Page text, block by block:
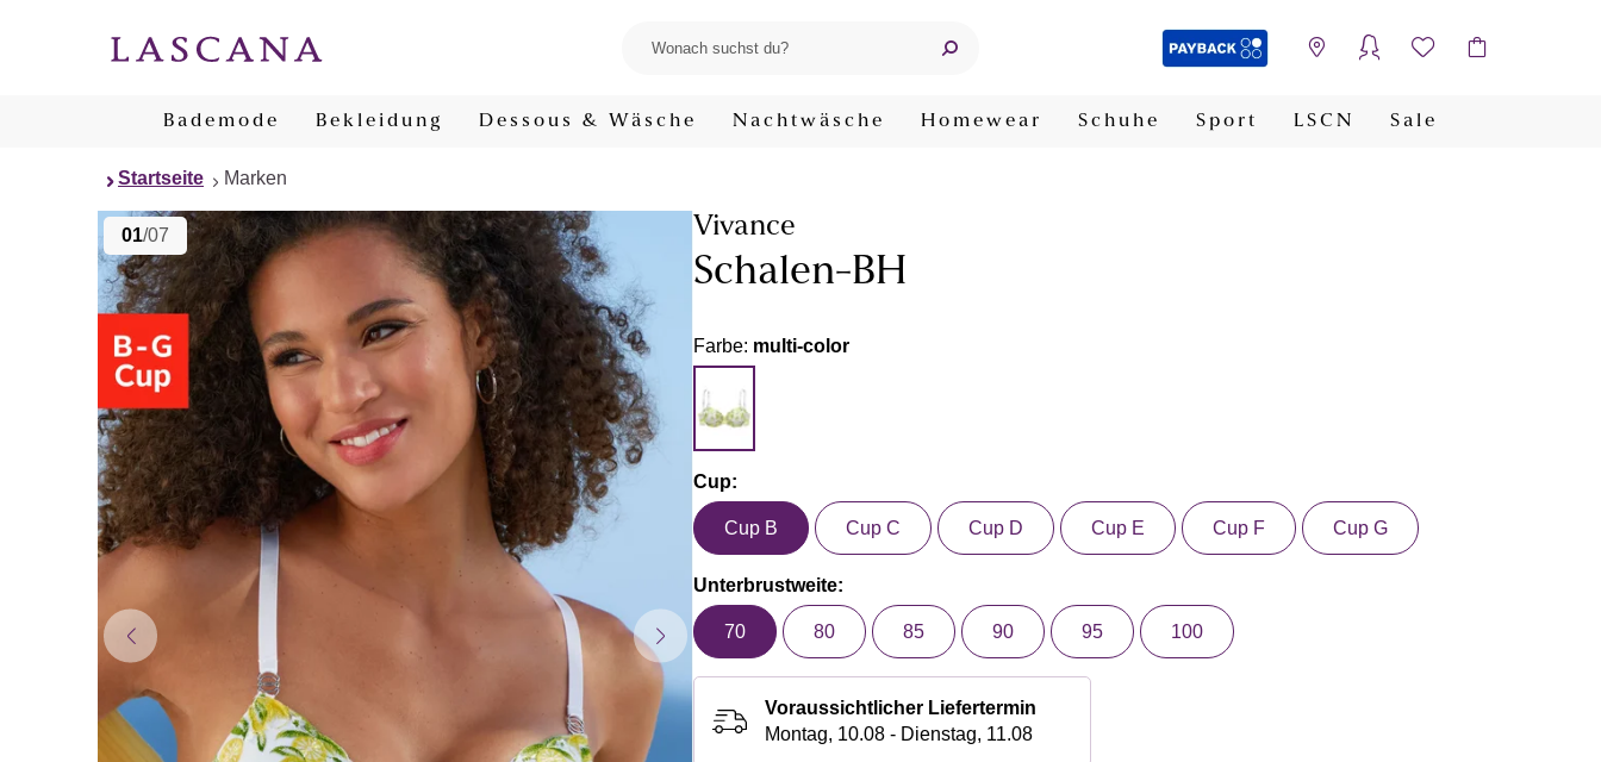
Bademode Bekleidung Dessous & Wäsche Nachtwäsche Homewear Schuhe Sport LSCN Sale
Startseite Marken
01/07 Vivance
Schalen-BH
Farbe: multi-color
Cup:
Cup B Cup C Cup D Cup E Cup F Cup G
Unterbrustweite:
70 80 85 90 95 100
Voraussichtlicher Liefertermin
Montag, 10.08 - Dienstag, 11.08